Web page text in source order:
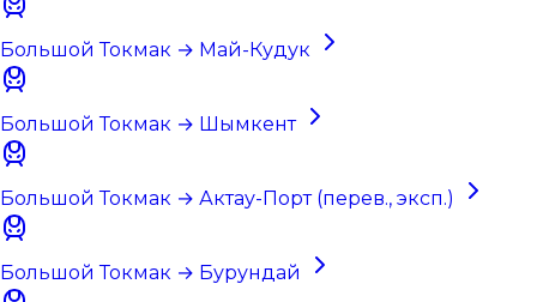
Большой Токмак → Май-Кудук
Большой Токмак → Шымкент
Большой Токмак → Актау-Порт (перев., эксп.)
Большой Токмак → Бурундай